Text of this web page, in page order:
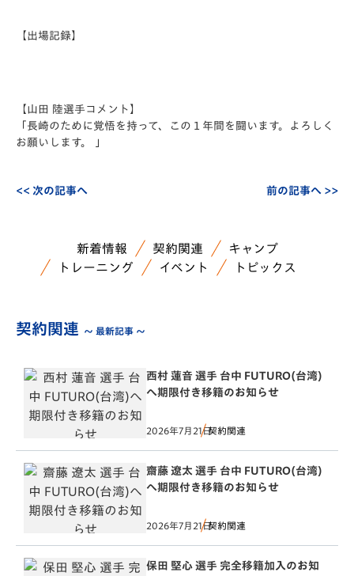
【出場記録】
【山田 陸選手コメント】
「長崎のために覚悟を持って、この１年間を闘います。よろしく
お願いします。 」
<< 次の記事へ 前の記事へ >>
新着情報 契約関連
キャンプ
トレーニング
イベント トピックス
契約関連 ～ 最新記事 ～
西村 蓮音 選手 台中 FUTURO(台湾)
へ期限付き移籍のお知らせ
2026年7月21日契約関連
齋藤 遼太 選手 台中 FUTURO(台湾)
へ期限付き移籍のお知らせ
2026年7月21日契約関連
保田 堅心 選手 完全移籍加入のお知